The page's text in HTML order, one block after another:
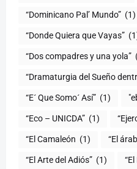
“Dominicano Pal’ Mundo” (1)
“Donde Quiera que Vayas”
“Dos compadres y una yola”
“Dramaturgia del Sueño
“E´ Que Somo´ Así” (1)
“Eco – UNICDA” (1)
“El Camaleón (1) “El
“El Arte del Adiós” (1)